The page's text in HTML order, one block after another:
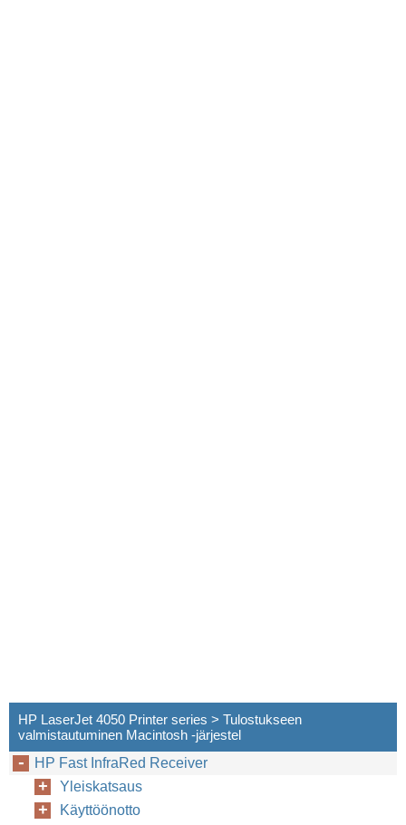
HP LaserJet 4050 Printer series > Tulostukseen
valmistautuminen Macintosh -järjestel
HP Fast InfraRed Receiver
Yleiskatsaus
Käyttöönotto